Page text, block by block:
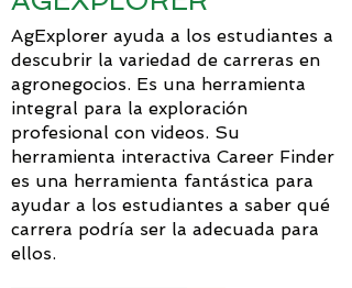
AgExplorer ayuda a los estudiantes a
descubrir la variedad de carreras en
agronegocios. Es una herramienta
integral para la exploración
profesional con videos. Su
herramienta interactiva Career Finder
es una herramienta fantástica para
ayudar a los estudiantes a saber qué
carrera podría ser la adecuada para
ellos.